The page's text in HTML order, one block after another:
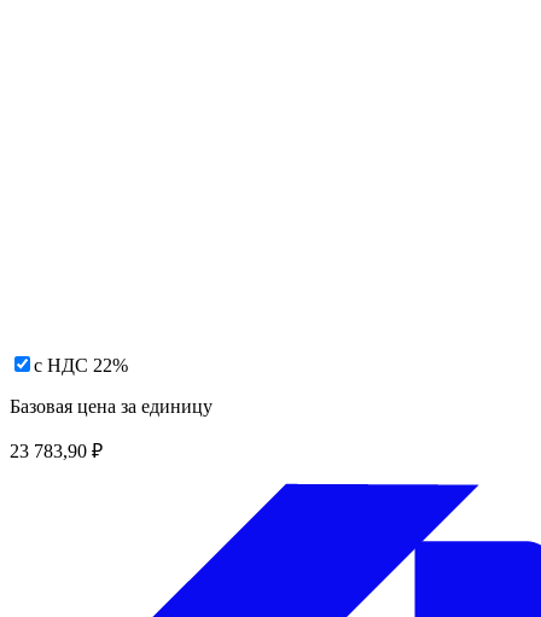
с НДС 22%
Базовая цена за единицу
23 783,90 ₽